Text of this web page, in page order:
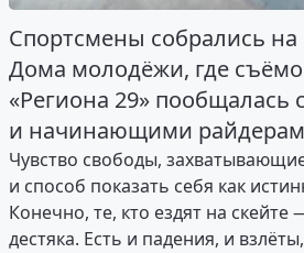
Спортсмены собрались
Дома молодёжи, где
«Региона 29»
и начинающими
Чувство свободы,
и способ показать себя как
Конечно, те, кто ездят на скейте
дестяка. Есть и падения, и